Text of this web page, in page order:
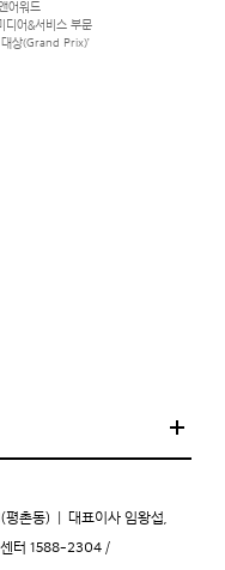
어워드
디어&서비스 부문
대상(Grand Prix)’
평촌동) 대표이사 임왕섭,
센터 1588-2304 /